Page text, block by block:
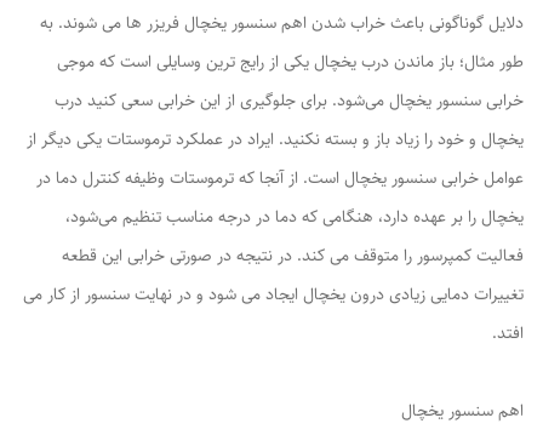
دلایل گوناگونی باعث خراب شدن اهم سنسور یخچال فریزر ها می شوند. به
طور مثال؛ باز ماندن درب یخچال یکی از رایج ترین وسایلی است که موجی
خرابی سنسور یخچال می‌شود. برای جلوگیری از این خرابی سعی کنید درب
یخچال و خود را زیاد باز و بسته نکنید. ایراد در عملکرد ترموستات یکی دیگر از
عوامل خرابی سنسور یخچال است. از آنجا که ترموستات وظیفه کنترل دما در
یخچال را بر عهده دارد، هنگامی که دما در درجه مناسب تنظیم می‌شود،
فعالیت کمپرسور را متوقف می کند. در نتیجه در صورتی خرابی این قطعه
تغییرات دمایی زیادی درون یخچال ایجاد می شود و در نهایت سنسور از کار می
افتد.
اهم سنسور یخچال